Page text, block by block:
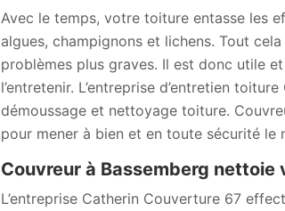
Avec le temps, votre toiture entasse les
algues, champignons et lichens. Tout
problèmes plus graves. Il est donc utile
l’entretenir. L’entreprise d’entretien
démoussage et nettoyage toiture.
pour mener à bien et en toute sécurité
Couvreur à Bassemberg nettoie
L’entreprise Catherin Couverture 67